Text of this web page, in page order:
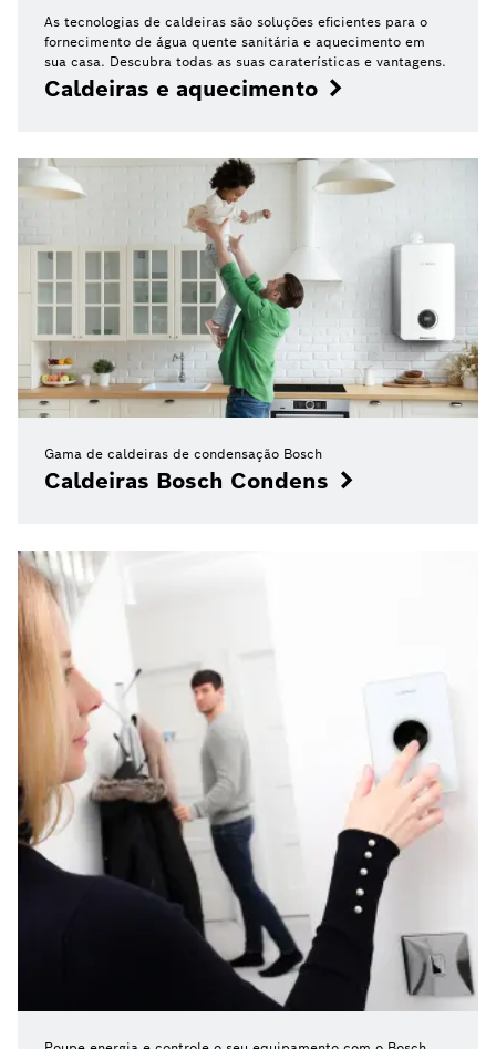
As tecnologias de caldeiras são soluções eficientes para o
fornecimento de água quente sanitária e aquecimento em
sua casa. Descubra todas as suas caraterísticas e vantagens.
Caldeiras e aquecimento
Gama de caldeiras de condensação Bosch
Caldeiras Bosch Condens